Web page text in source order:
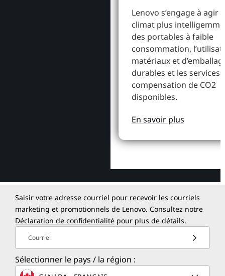
Lenovo s’engage à agir
climat plus
des portables à faible
consommation,
matériaux et
durables et les services
compensation de CO2
disponibles.
En savoir plus
Saisir votre adresse courriel pour recevoir les courriels
marketing et promotionnels de Lenovo. Consultez notre
Déclaration de confidentialité pour plus de détails.
Courriel
Sélectionner le pays / la région :